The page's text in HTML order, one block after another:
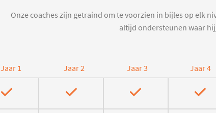
Onze coaches zijn getraind om te voorzien in bijles op elk
altijd ondersteunen waar
Jaar 1 Jaar 2 Jaar 3 Jaar 4